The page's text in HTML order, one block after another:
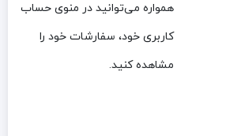
همواره می‌توانید در منوی حساب
کاربری خود، سفارشات خود را
مشاهده کنید.